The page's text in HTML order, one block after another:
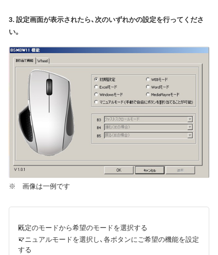
3. 設定画面が表示されたら、次のいずれかの設定を行ってくださ
い。
※ 画像は一例です
既定のモードから希望のモードを選択する
マニュアルモードを選択し、各ボタンにご希望の機能を設定
する